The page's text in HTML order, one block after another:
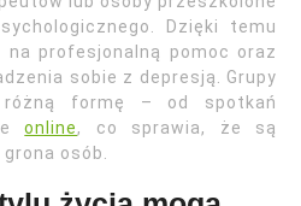
Dzięki temu
profesjonalną pomoc oraz
sobie z depresją. Grupy
formę – od spotkań
online, co sprawia, że są
osób.